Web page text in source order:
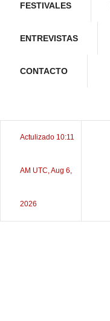
FESTIVALES
ENTREVISTAS
CONTACTO
Actulizado 10:11
AM UTC, Aug 6,
2026